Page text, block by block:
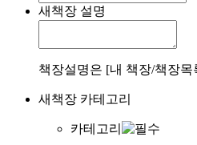
새책장 설명
책장설명은 [내 책장/책장
새책장 카테고리
카테고리